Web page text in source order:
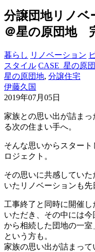
分譲団地リノベ
＠星の原団地
暮らし リノベーション
スタイル CASE_星の原
星の原団地, 分譲住宅
伊藤久国
2019年07月05日
家族との思い出が詰ま
る次の住まい手へ。
そんな思いからスター
ロジェクト。
その思いに共感してい
いたリノベーションも先
工事終了と同時に開催
いただき、その中には
から相続した団地の一
という方も。
家族の思い出が詰まっ